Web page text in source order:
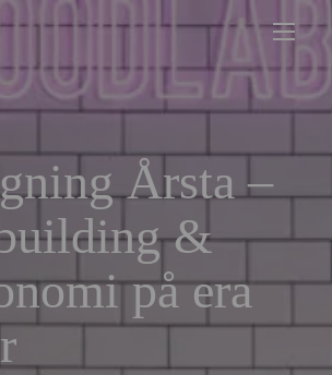
Årsta –
&
på era